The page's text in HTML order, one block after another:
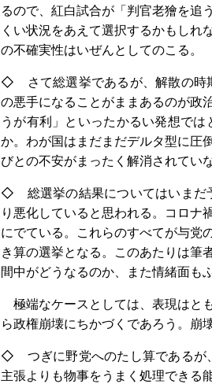
るので、紅白試合が「判官老獪を追
くい状況をあえて選択するかもしれ
の不確実性はいぜんとしてのこる。
◇ さて総選挙であるが、解散の時
の悪手になることがままあるのが政
うが有利」といったかるい発想で
か。わが国はまだまだデルタ型に圧
びとの不安がまったく解消されてい
◇ 総選挙の結果についてはいまだ
り悪化していると思われる。コロナ
にでている。これらのすべてが与党
き算の選挙となる。このあたりは筆
間中がどうなるのか、また情緒面も
極端なケースとしては、表現はと
ら政権崩壊にちかづくであろう。崩
◇ つぎに野党へのたし算であるが
主張よりも物事をうまく処理できる